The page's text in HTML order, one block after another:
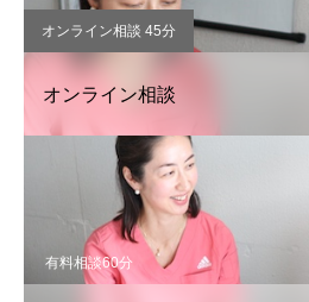
オンライン相談 45分
オンライン相談
有料相談60分